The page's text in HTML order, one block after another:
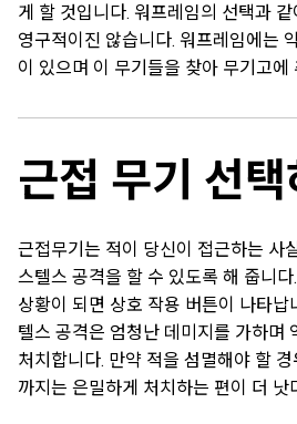
게 할 것입니다. 워프레임의 선택과
영구적이진 않습니다. 워프레임에는
이 있으며 이 무기들을 찾아 무기고에
근접 무기 선택
근접무기는 적이 당신이 접근하는 사
스텔스 공격을 할 수 있도록 해 줍니
상황이 되면 상호 작용 버튼이 나타납
텔스 공격은 엄청난 데미지를 가하며
처치합니다. 만약 적을 섬멸해야 할
까지는 은밀하게 처치하는 편이 더 낫